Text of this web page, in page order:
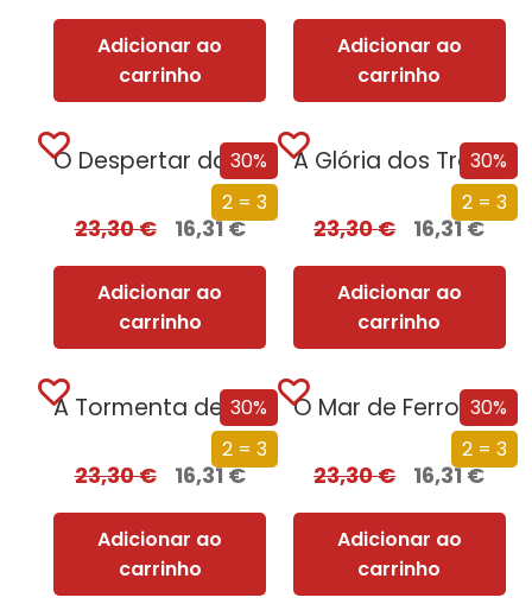
Adicionar ao
carrinho
Adicionar ao
carrinho
30%
2 = 3
O Despertar da Magia (Edição especial limitada)
23,30€ 16,31€
Adicionar ao
carrinho
30%
2 = 3
A Glória dos Traidores (Edição especial limitada)
23,30€ 16,31€
Adicionar ao
carrinho
30%
2 = 3
A Tormenta de Espadas (Edição especial limitada)
23,30€ 16,31€
Adicionar ao
carrinho
30%
2 = 3
O Mar de Ferro (Edição especial limitada)
23,30€ 16,31€
Adicionar ao
carrinho